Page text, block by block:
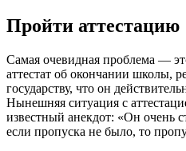
Пройти аттестацию
Самая очевидная проблема —
аттестат об окончании школы,
государству, что он
Нынешняя ситуация с
известный анекдот: «Он очень
если пропуска не было, то